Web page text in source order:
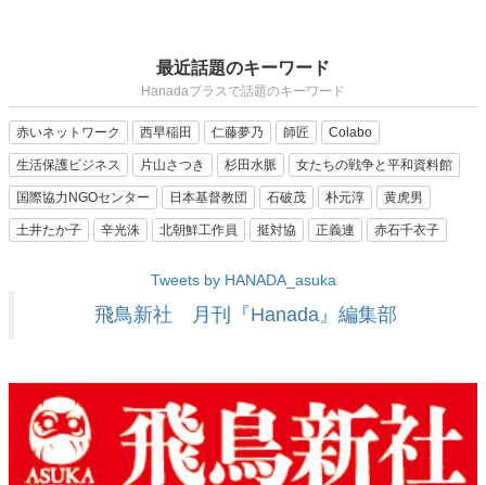
最近話題のキーワード
Hanadaプラスで話題のキーワード
赤いネットワーク 西早稲田 仁藤夢乃 師匠 Colabo
生活保護ビジネス 片山さつき 杉田水脈 女たちの戦争と平和資料館
国際協力NGOセンター 日本基督教団 石破茂 朴元淳 黄虎男
土井たか子 辛光洙 北朝鮮工作員 挺対協 正義連 赤石千衣子
Tweets by HANADA_asuka
飛鳥新社 月刊『Hanada』編集部